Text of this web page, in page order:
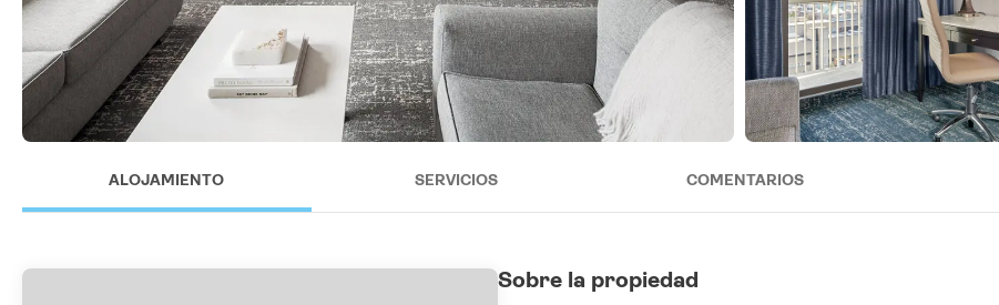
ALOJAMIENTO SERVICIOS COMENTARIOS
Sobre la propiedad